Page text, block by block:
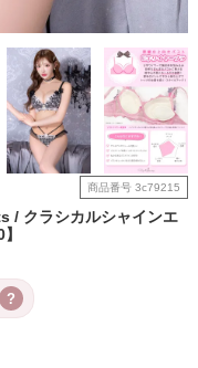
商品番号 3c79215
クラシカルシャインエ
?